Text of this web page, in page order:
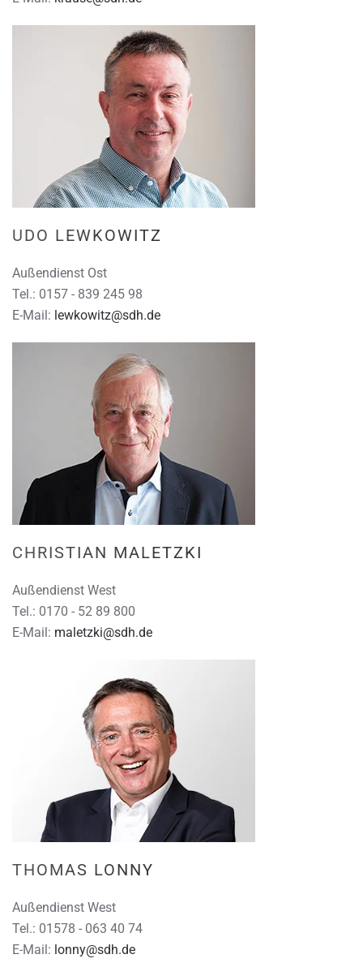
UDO LEWKOWITZ
Außendienst Ost
Tel.: 0157 - 839 245 98
E-Mail: lewkowitz@sdh.de
CHRISTIAN MALETZKI
Außendienst West
Tel.: 0170 - 52 89 800
E-Mail: maletzki@sdh.de
THOMAS LONNY
Außendienst West
Tel.: 01578 - 063 40 74
E-Mail: lonny@sdh.de